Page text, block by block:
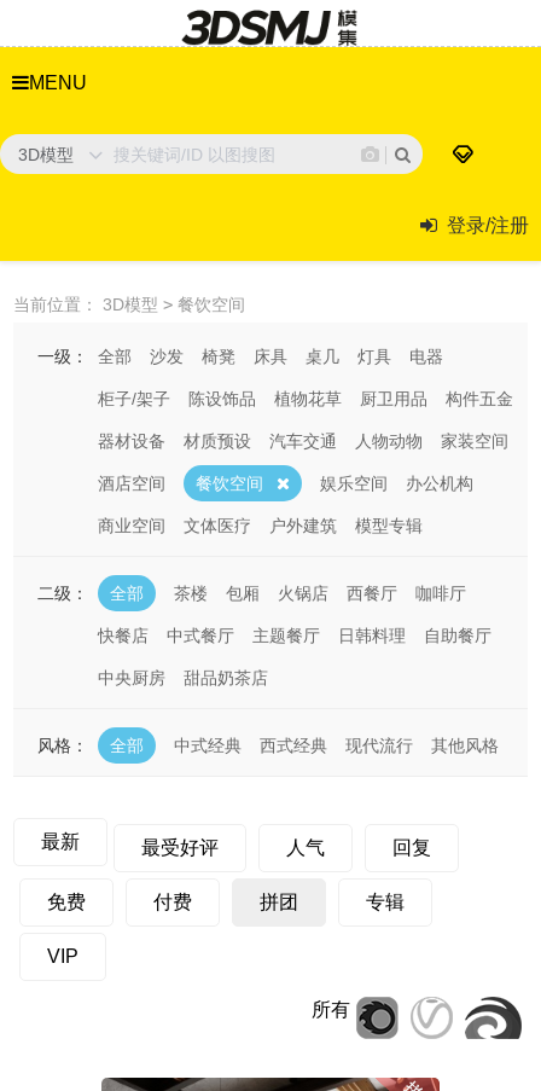
MENU
3D模型
登录/注册
当前位置： 3D模型 > 餐饮空间
一级： 全部 沙发 椅凳 床具 桌几 灯具 电器
柜子/架子 陈设饰品 植物花草 厨卫用品 构件五金
器材设备 材质预设 汽车交通 人物动物 家装空间
酒店空间 餐饮空间 娱乐空间 办公机构
商业空间 文体医疗 户外建筑 模型专辑
二级： 全部 茶楼 包厢 火锅店 西餐厅 咖啡厅
快餐店 中式餐厅 主题餐厅 日韩料理 自助餐厅
中央厨房 甜品奶茶店
风格： 全部 中式经典 西式经典 现代流行 其他风格
最新 最受好评 人气 回复
免费 付费 拼团 专辑
VIP
所有